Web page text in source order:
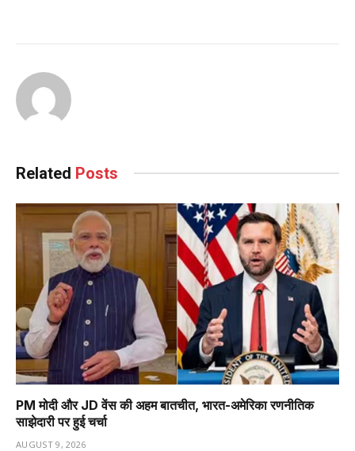
Related Posts
PM मोदी और JD वेंस की अहम बातचीत, भारत-अमेरिका रणनीतिक
साझेदारी पर हुई चर्चा
AUGUST 9, 2026